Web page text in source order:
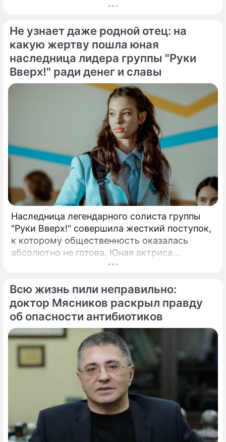
годами происходит на экране главного
Генеральный директор мощнейшего
холдинга "Газпром-медиа" Александр Жаров
решился на неожидаемый и крайне острый
демарш.
Не узнает даже родной отец: на
какую жертву пошла юная
наследница лидера группы "Руки
Вверх!" ради денег и славы
Наследница легендарного солиста группы
"Руки Вверх!" совершила жесткий поступок,
к которому общественность оказалась
абсолютно не готова. Юная актриса
Вероника Жукова, дочь бессменного лидера
заставила взрогнуть своих многочисленных
поклонников.
Всю жизнь пили неправильно:
доктор Мясников раскрыл правду
об опасности антибиотиков